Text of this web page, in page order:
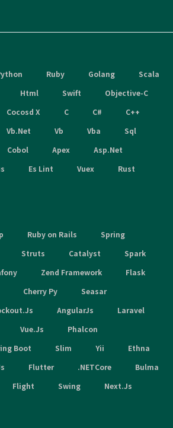
Ruby Golang
Scala
Html Swift
Objective-C
Cocosd X C C#
C++
Vb.Net Vb Vba
Sql
Cobol Apex
Asp.Net
Es Lint Vuex
Rust
Ruby on Rails
Spring
Struts Catalyst
Spark
Zend Framework
Flask
Cherry Py
Seasar
AngularJs
Laravel
Vue.Js
Phalcon
Boot Slim Yii
Ethna
Flutter .NETCore
Bulma
Flight Swing
Next.Js